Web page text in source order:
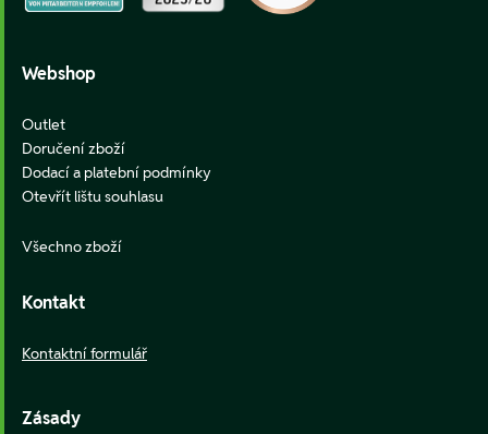
Webshop
Outlet
Doručení zboží
Dodací a platební podmínky
Otevřít lištu souhlasu
Všechno zboží
Kontakt
Kontaktní formulář
Zásady